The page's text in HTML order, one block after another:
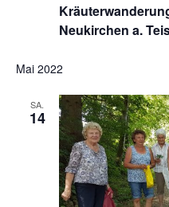
Neukirchen a.
Mai 2022
SA.
14